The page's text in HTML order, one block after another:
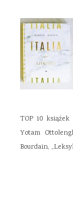
TOP 10
Yotam
Bourdain,